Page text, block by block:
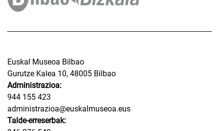
Euskal Museoa Bilbao
Gurutze Kalea 10, 48005 Bilbao
Administrazioa:
944 155 423
administrazioa@euskalmuseoa.eus
Talde-erreserbak: